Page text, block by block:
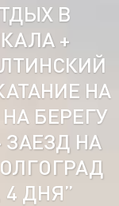
В
+
НА
БЕРЕГУ
НА
ДНЯ”